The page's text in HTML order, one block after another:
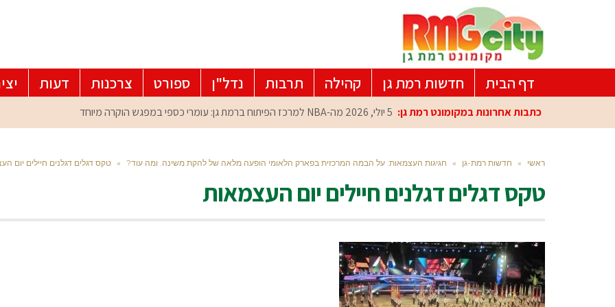
דף הבית חדשות רמת גן קהילה תרבות נדל"ן ספורט צרכנות דעות
כתבות אחרונות במקומונט רמת גן: 5 יולי, 2026 מה-NBA למרכז הפיתוח ברמת גן: עומרי כספי במפגש הוקרה מיוחד
ראשי » חדשות רמת-גן » חגיגות העצמאות: על הבמה המרכזית בפארק הלאומי הופעה מלאה של להקת משינה. ומה עוד? » טקס דגלים דגלנים חיילים יום
טקס דגלים דגלנים חיילים יום העצמאות